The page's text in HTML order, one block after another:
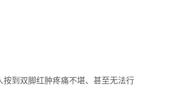
到双脚红肿疼痛不堪、甚至无法行